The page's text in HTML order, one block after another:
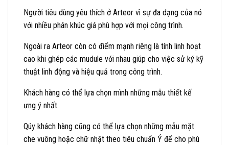
Người tiêu dùng yêu thích ở Arteor vì sự đa dạng của nó
với nhiều phân khúc giá phù hợp với mọi công trình.
Ngoài ra Arteor còn có điểm mạnh riêng là tính linh hoạt
cao khi ghép các mudule với nhau giúp cho việc sử ký kỹ
thuật linh động và hiệu quả trong công trình.
Khách hàng có thể lựa chọn mình những mẫu thiết kế
ưng ý nhất.
Qúy khách hàng cũng có thể lựa chọn những mẫu mặt
che vuông hoặc chữ nhật theo tiêu chuẩn Ý để cho phù